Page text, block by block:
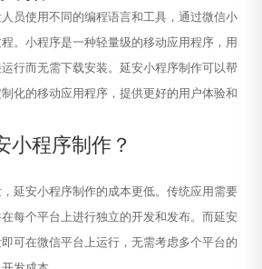
员使用不同的编程语言和工具，通过微信小
。小程序是一种轻量级的移动应用程序，用
行而无需下载安装。延安小程序制作可以帮
化的移动应用程序，提供更好的用户体验和
小程序制作？
延安小程序制作的成本更低。传统应用需要
每个平台上进行独立的开发和发布。而延安
可在微信平台上运行，无需考虑多个平台的